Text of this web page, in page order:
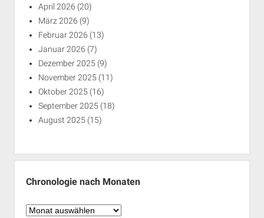
April 2026 (20)
März 2026 (9)
Februar 2026 (13)
Januar 2026 (7)
Dezember 2025 (9)
November 2025 (11)
Oktober 2025 (16)
September 2025 (18)
August 2025 (15)
Chronologie nach Monaten
Chronologie